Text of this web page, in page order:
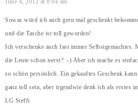
June 4, 2012 at 8:04 am
Sowas würd ich auch gern mal geschenkt
und die Tasche ist toll geworden!
Ich verschenke auch fast immer Selbstgemachtes.
die Leute schon nervt? :-) Aber ich mache es
so schön persönlich. Ein gekauftes Geschenk
ganz toll sein, aber irgendwie denk ich als erstes
LG Steffi